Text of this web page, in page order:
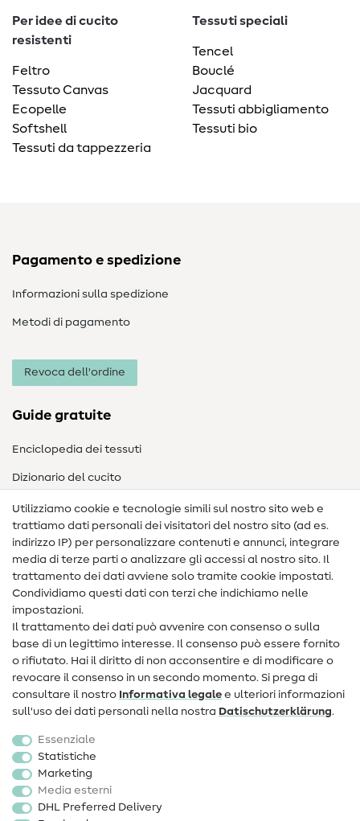
Per idee di cucito
resistenti
Feltro
Tessuto Canvas
Ecopelle
Softshell
Tessuti da tappezzeria
Tessuti speciali
Tencel
Bouclé
Jacquard
Tessuti abbigliamento
Tessuti bio
Pagamento e spedizione
Informazioni sulla spedizione
Metodi di pagamento
Revoca dell'ordine
Guide gratuite
Enciclopedia dei tessuti
Dizionario del cucito
Nähanleitungen
Assistenza e contatto
Contatto
Informazioni sul nuovo proprietario
FAQ
Diritto di recesso
Popolare
Accessori cucito
Sale
Utilizziamo cookie e tecnologie simili sul nostro sito web e
trattiamo dati personali dei visitatori del nostro sito (ad es.
indirizzo IP) per personalizzare contenuti e annunci, integrare
media di terze parti o analizzare gli accessi al nostro sito. Il
trattamento dei dati avviene solo tramite cookie impostati.
Condividiamo questi dati con terzi che indichiamo nelle
impostazioni.
Il trattamento dei dati può avvenire con consenso o sulla
base di un legittimo interesse. Il consenso può essere fornito
o rifiutato. Hai il diritto di non acconsentire e di modificare o
revocare il consenso in un secondo momento. Si prega di
consultare il nostro Informativa legale e ulteriori informazioni
sull'uso dei dati personali nella nostra Dati­schutz­erklärung.
Essenziale
Statistiche
Marketing
Media esterni
DHL Preferred Delivery